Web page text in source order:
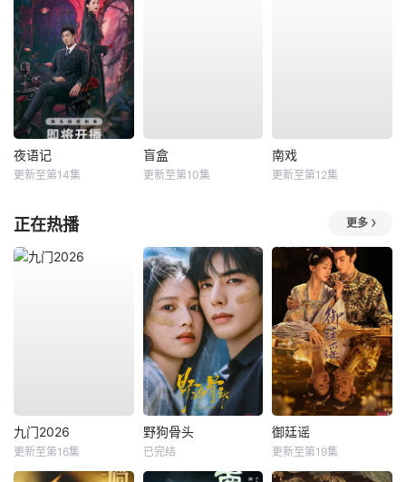
夜语记
更新至第14集
盲盒
更新至第10集
南戏
更新至第12集
正在热播 更多
九门2026
更新至第16集
野狗骨头
已完结
御廷谣
更新至第19集